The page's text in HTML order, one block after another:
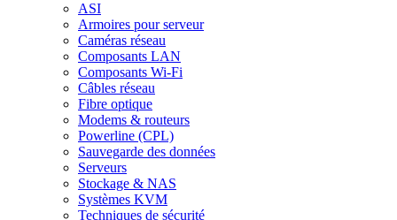
ASI
Armoires pour serveur
Caméras réseau
Composants LAN
Composants Wi-Fi
Câbles réseau
Fibre optique
Modems & routeurs
Powerline (CPL)
Sauvegarde des données
Serveurs
Stockage & NAS
Systèmes KVM
Techniques de sécurité